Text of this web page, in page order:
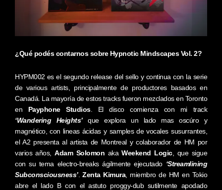
¿Qué podés contarnos sobre Hypnotic Mindscapes Vol. 2?
HYPM002 es el segundo release del sello y continua con la serie
de various artists, principalmente de productores basados en
Canadá. La mayoría de estos tracks fueron mezclados en Toronto
en Payphone Studios. El disco comienza con mi track
‘Wandering Heights’que explora un lado mas oscúro y
magnético, con lineas ácidas y samples de vocales susurrantes,
el A2 presenta al artista de Montreal y colaborador de HM por
varios años,Adam Solomon akaWeekend Logic, que sigue
con su tema electro-breaks ágilmente ejecutado ‘Streamlining
Subconsciousness’.Zenta Kimura, miembro de HM en Tokio
abre el lado B con el astuto proggy-dub sutilmente apodado